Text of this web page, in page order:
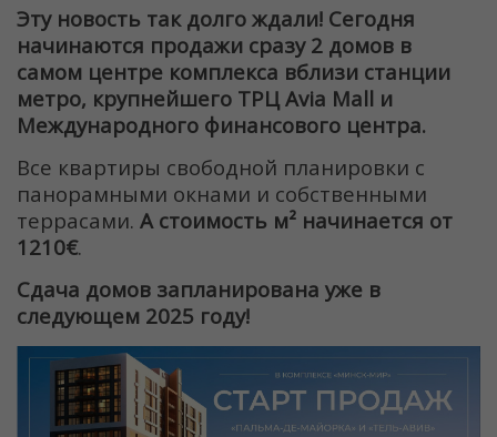
Эту новость так долго ждали! Сегодня
начинаются продажи сразу 2 домов в
самом центре комплекса вблизи станции
метро, крупнейшего ТРЦ Avia Mall и
Международного финансового центра.
Все квартиры свободной планировки с
панорамными окнами и собственными
террасами. А стоимость м² начинается от
1210€.
Сдача домов запланирована уже в
следующем 2025 году!